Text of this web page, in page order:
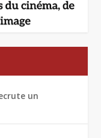
un